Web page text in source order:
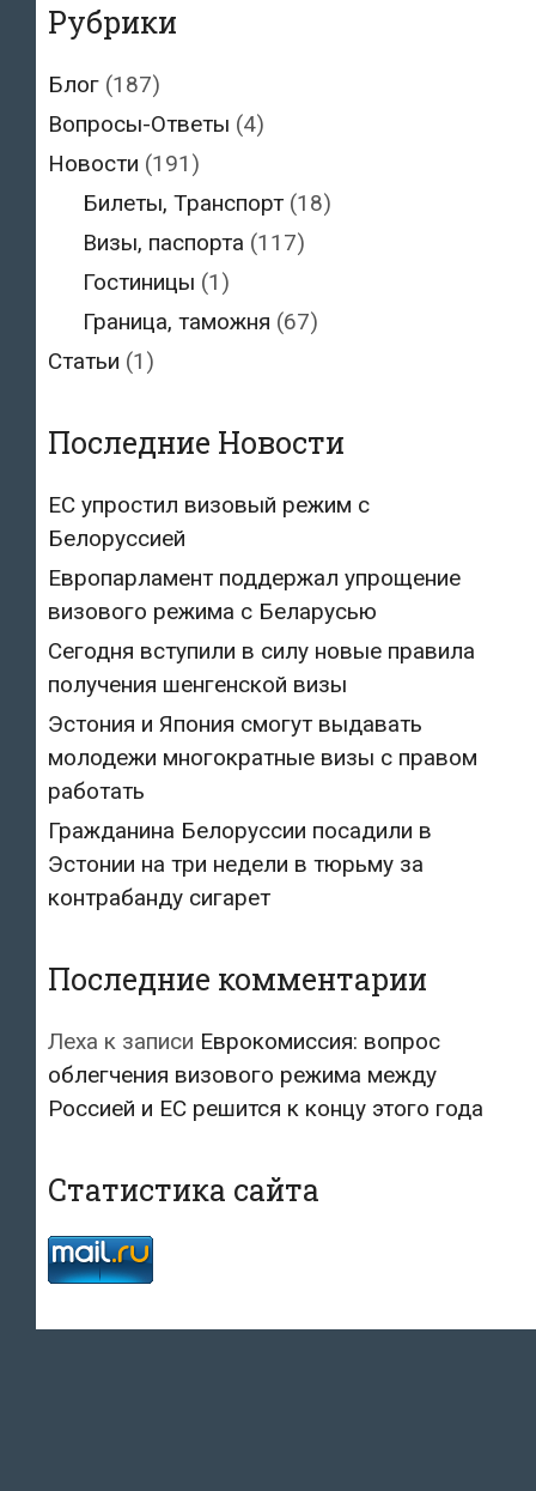
Рубрики
Блог (187)
Вопросы-Ответы (4)
Новости (191)
Билеты, Транспорт(18)
Визы, паспорта (117)
Гостиницы (1)
Граница, таможня (67)
Статьи (1)
Последние Новости
ЕС упростил визовый режим с
Белоруссией
Европарламент поддержал упрощение
визового режима с Беларусью
Сегодня вступили в силу новые правила
получения шенгенской визы
Эстония и Япония смогут выдавать
молодежи многократные визы с правом
работать
Гражданина Белоруссии посадили в
Эстонии на три недели в тюрьму за
контрабанду сигарет
Последние комментарии
Леха к записи Еврокомиссия: вопрос
облегчения визового режима между
Россией и ЕС решится к концу этого года
Статистика сайта